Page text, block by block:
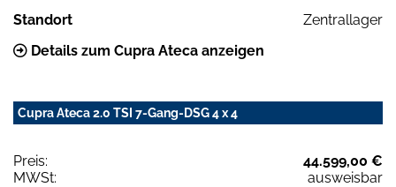
Standort
Zentrallager
Details zum Cupra Ateca anzeigen
Cupra Ateca 2.0 TSI 7-Gang-DSG 4 x 4
Preis:
44.599,00 €
MWSt:
ausweisbar